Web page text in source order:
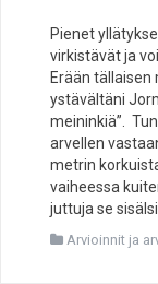
Pienet
virkistävät ja
Erään tällaisen
ystävältäni
meininkiä”.
arvellen
metrin
vaiheessa
juttuja se sisälsi
Arvioinnit ja